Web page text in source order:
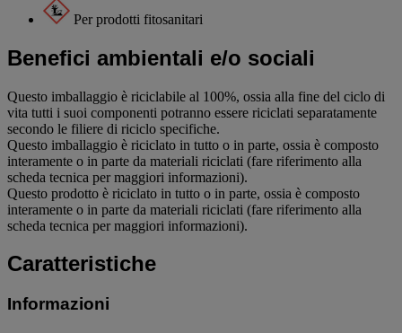
Per prodotti fitosanitari
Benefici ambientali e/o sociali
Questo imballaggio è riciclabile al 100%, ossia alla fine del ciclo di
vita tutti i suoi componenti potranno essere riciclati separatamente
secondo le filiere di riciclo specifiche.
Questo imballaggio è riciclato in tutto o in parte, ossia è composto
interamente o in parte da materiali riciclati (fare riferimento alla
scheda tecnica per maggiori informazioni).
Questo prodotto è riciclato in tutto o in parte, ossia è composto
interamente o in parte da materiali riciclati (fare riferimento alla
scheda tecnica per maggiori informazioni).
Caratteristiche
Informazioni